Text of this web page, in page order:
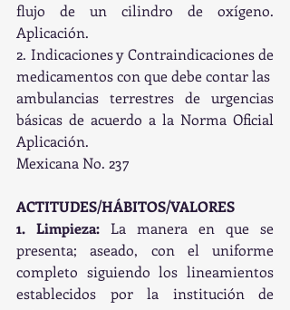
flujo de un cilindro de oxígeno.
Aplicación.
2. Indicaciones y Contraindicaciones de
medicamentos con que debe contar las
ambulancias terrestres de urgencias
básicas de acuerdo a la Norma Oficial
Aplicación.
Mexicana No. 237
ACTITUDES/HÁBITOS/VALORES
1. Limpieza: La manera en que se
presenta; aseado, con el uniforme
completo siguiendo los lineamientos
establecidos por la institución de